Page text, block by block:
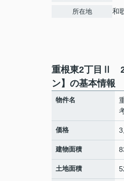
所在地 和
重根東2丁目Ⅱ 2
ン】の基本情報
物件名
価格
建物面積
土地面積